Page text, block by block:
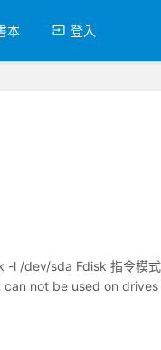
本 登入
-l /dev/sda Fdisk 指令模
not be used on